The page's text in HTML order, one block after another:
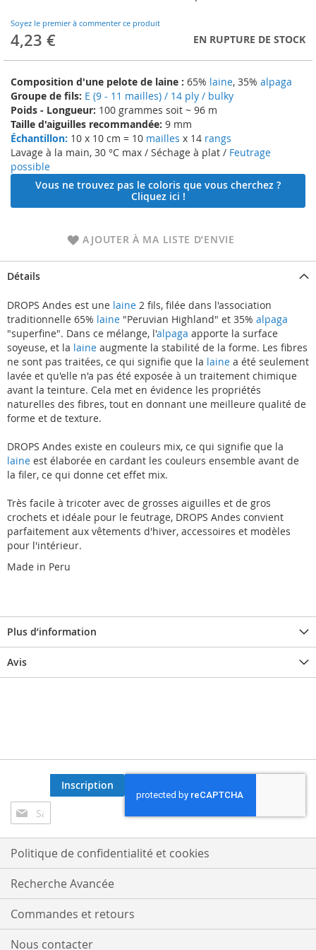
Soyez le premier à commenter ce produit
4,23 € EN RUPTURE DE STOCK
Composition d'une pelote de laine : 65% laine, 35% alpaga
Groupe de fils: E (9 - 11 mailles) / 14 ply / bulky
Poids - Longueur: 100 grammes soit ~ 96 m
Taille d'aiguilles recommandée: 9 mm
Échantillon: 10 x 10 cm = 10 mailles x 14 rangs
Lavage à la main, 30 °C max / Séchage à plat / Feutrage
possible
Vous ne trouvez pas le coloris que vous cherchez ?
Cliquez ici !
AJOUTER À MA LISTE D’ENVIE
beginning
of
the
gallery
Détails
DROPS Andes est une laine 2 fils, filée dans l'association
traditionnelle 65% laine "Peruvian Highland" et 35% alpaga
"superfine". Dans ce mélange, l'alpaga apporte la surface
soyeuse, et la laine augmente la stabilité de la forme. Les fibres
ne sont pas traitées, ce qui signifie que la laine a été seulement
lavée et qu'elle n'a pas été exposée à un traitement chimique
avant la teinture. Cela met en évidence les propriétés
naturelles des fibres, tout en donnant une meilleure qualité de
forme et de texture.
DROPS Andes existe en couleurs mix, ce qui signifie que la
laine est élaborée en cardant les couleurs ensemble avant de
la filer, ce qui donne cet effet mix.
Très facile à tricoter avec de grosses aiguilles et de gros
crochets et idéale pour le feutrage, DROPS Andes convient
parfaitement aux vêtements d'hiver, accessoires et modèles
pour l'intérieur.
Made in Peru
Plus d’information
Avis
Inscription
à
notre
lettre
d’information
:
Inscription
Politique de confidentialité et cookies
Recherche Avancée
Commandes et retours
Nous contacter